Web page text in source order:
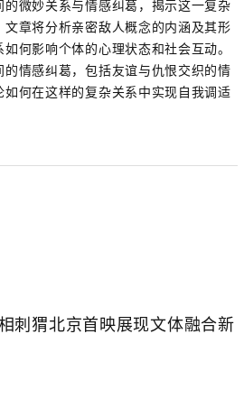
微妙关系与情感纠葛，揭示这一复杂
章将分析亲密敌人概念的内涵及其形
何影响个体的心理状态和社会互动。
情感纠葛，包括友谊与仇恨交织的情
何在这样的复杂关系中实现自我调适
刺猬北京首映展现文体融合新